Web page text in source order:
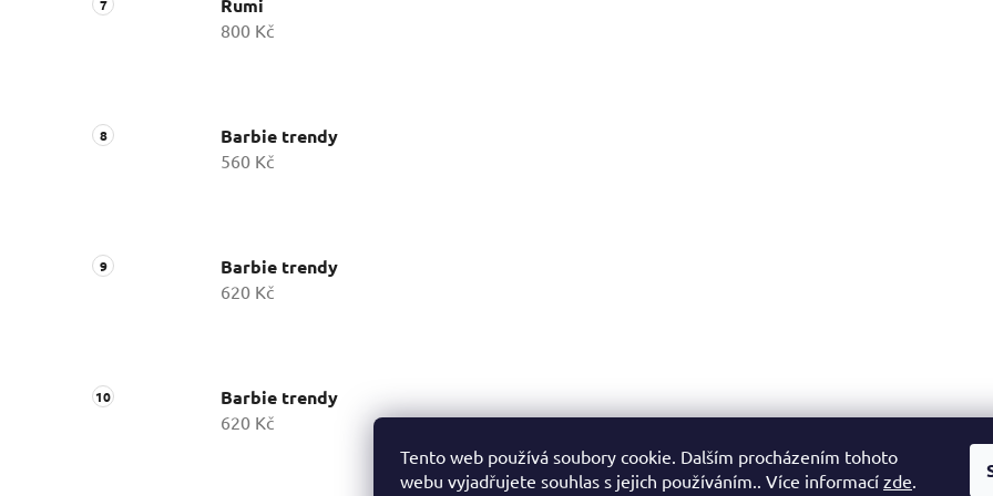
Tento web používá soubory cookie. Dalším procházením tohoto
webu vyjadřujete souhlas s jejich používáním.. Více informací zde.
Rumi
800 Kč
Barbie trendy
560 Kč
Barbie trendy
620 Kč
Barbie trendy
620 Kč